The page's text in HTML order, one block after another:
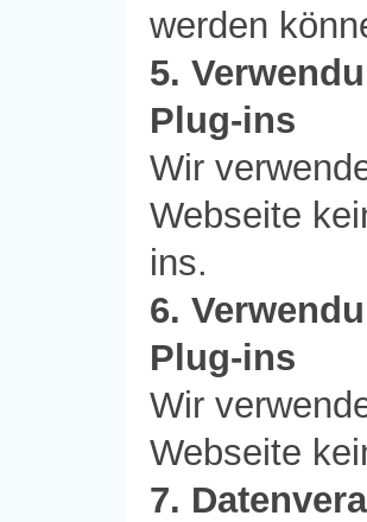
werden
5.
Plug-ins
Wir
Webseite
ins.
6.
Plug-ins
Wir
Webseite
7.